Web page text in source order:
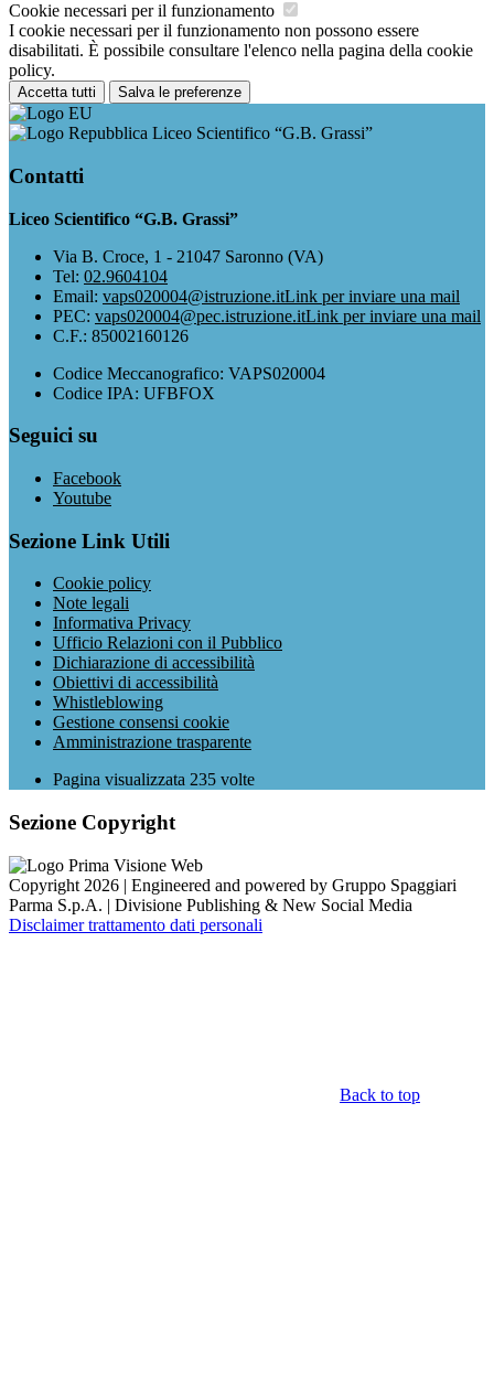
Cookie necessari per il funzionamento
I cookie necessari per il funzionamento non possono essere
disabilitati. È possibile consultare l'elenco nella pagina della cookie
policy.
Accetta tutti Salva le preferenze
Liceo Scientifico “G.B. Grassi”
Contatti
Liceo Scientifico “G.B. Grassi”
Via B. Croce, 1 - 21047 Saronno (VA)
Tel: 02.9604104
Email: vaps020004@istruzione.itLink per inviare una mail
PEC: vaps020004@pec.istruzione.itLink per inviare una mail
C.F.: 85002160126
Codice Meccanografico: VAPS020004
Codice IPA: UFBFOX
Seguici su
Facebook
Youtube
Sezione Link Utili
Cookie policy
Note legali
Informativa Privacy
Ufficio Relazioni con il Pubblico
Dichiarazione di accessibilità
Obiettivi di accessibilità
Whistleblowing
Gestione consensi cookie
Amministrazione trasparente
Pagina visualizzata 235 volte
Sezione Copyright
Copyright 2026 | Engineered and powered by Gruppo Spaggiari
Parma S.p.A. | Divisione Publishing & New Social Media
Disclaimer trattamento dati personali
Back to top